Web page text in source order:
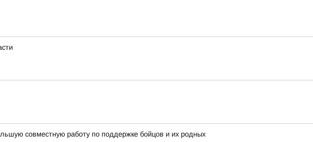
совместную работу по поддержке бойцов и их родных